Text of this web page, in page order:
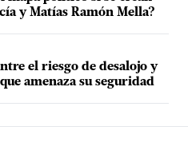
y Matías Ramón Mella?
el riesgo de desalojo y
amenaza su seguridad